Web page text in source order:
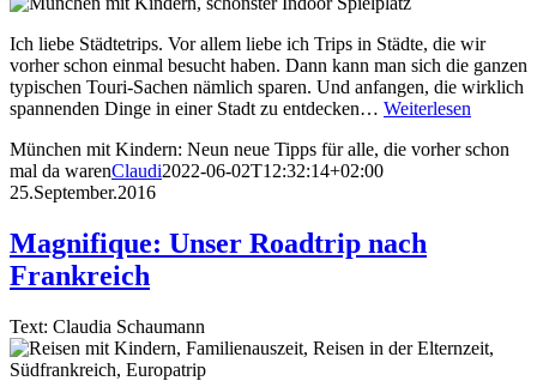
Ich liebe Städtetrips. Vor allem liebe ich Trips in Städte, die wir
vorher schon einmal besucht haben. Dann kann man sich die ganzen
typischen Touri-Sachen nämlich sparen. Und anfangen, die wirklich
spannenden Dinge in einer Stadt zu entdecken… Weiterlesen
München mit Kindern: Neun neue Tipps für alle, die vorher schon
mal da warenClaudi2022-06-02T12:32:14+02:00
25.September.2016
Magnifique: Unser Roadtrip nach
Frankreich
Text: Claudia Schaumann